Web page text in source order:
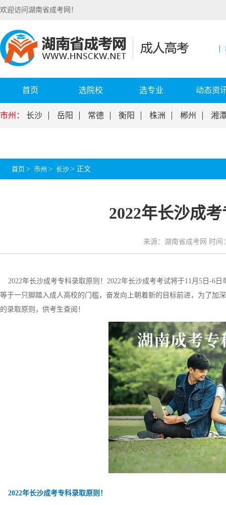
欢迎访问湖南省成考网！
首页 选院校 选专业 动态资
市州： 长沙 岳阳 常德 衡阳 株洲 郴州 湘
首页 > 市州 > 长沙 > 正文
2022年长沙成
来源：湖南省成考网 时间
2022年长沙成考专科录取原则！2022年长沙成考考试将于11月5日-6
等于一只脚踏入成人高校的门槛，奋发向上朝着新的目标前进，为了加
的录取原则，供考生查阅！
2022年长沙成考专科录取原则！